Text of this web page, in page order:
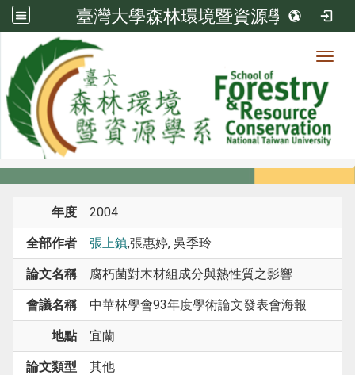
臺灣大學森林環境暨資源學系
系所成員
系所成員
年度 2004
全部作者 張上鎮,張惠婷, 吳季玲
論文名稱 腐朽菌對木材組成分與熱性質之影響
會議名稱 中華林學會93年度學術論文發表會海報
地點 宜蘭
論文類型 其他